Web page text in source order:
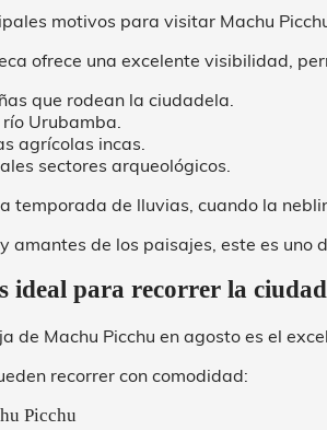
motivos para visitar Machu
ofrece una excelente visibilidad,
que rodean la ciudadela.
Urubamba.
agrícolas incas.
sectores arqueológicos.
temporada de lluvias, cuando la
amantes de los paisajes, este es uno
ideal para recorrer la
de Machu Picchu en agosto es el
recorrer con comodidad:
Picchu